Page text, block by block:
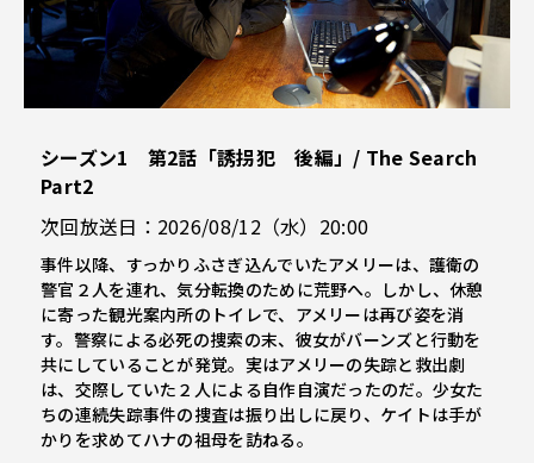
シーズン1 第2話「誘拐犯 後編」/ The Search
Part2
次回放送日：2026/08/12（水）20:00
事件以降、すっかりふさぎ込んでいたアメリーは、護衛の
警官２人を連れ、気分転換のために荒野へ。しかし、休憩
に寄った観光案内所のトイレで、アメリーは再び姿を消
す。警察による必死の捜索の末、彼女がバーンズと行動を
共にしていることが発覚。実はアメリーの失踪と救出劇
は、交際していた２人による自作自演だったのだ。少女た
ちの連続失踪事件の捜査は振り出しに戻り、ケイトは手が
かりを求めてハナの祖母を訪ねる。